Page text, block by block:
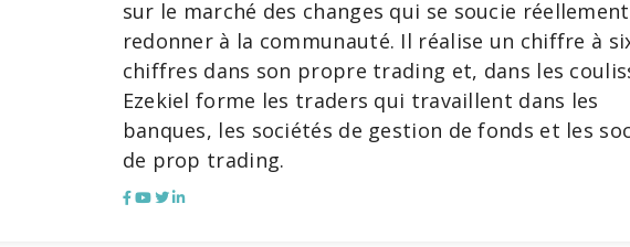
sur le marché des changes qui se soucie
redonner à la communauté. Il réalise un chiffre à
chiffres dans son propre trading et, dans les
Ezekiel forme les traders qui travaillent dans les
banques, les sociétés de gestion de fonds et les
de prop trading.